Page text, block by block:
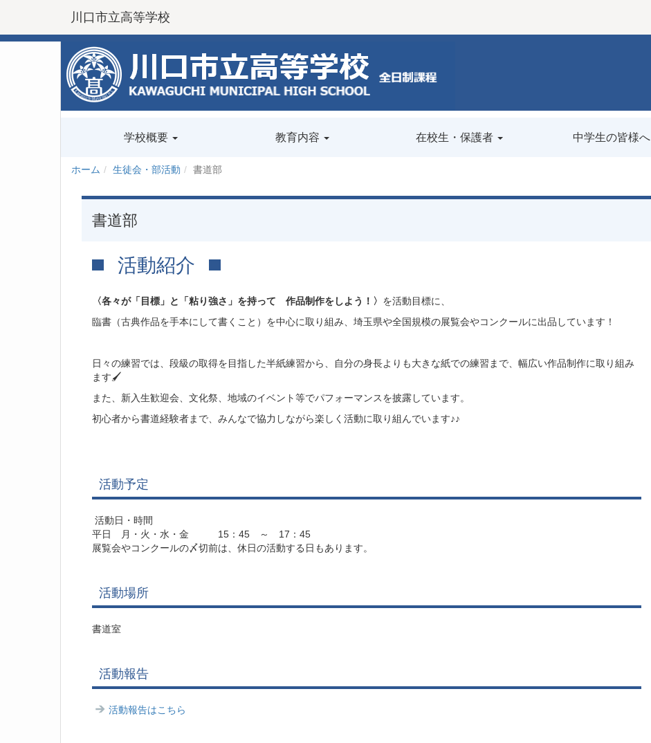
川口市立高等学校
学校概要 教育内容 在校生・保護者 中学生の皆様へ
ホーム 生徒会・部活動 書道部
書道部
活動紹介
〈各々が「目標」と「粘り強さ」を持って 作品制作をしよう！〉 を活動目標に、
臨書（古典作品を手本にして書くこと）を中心に取り組み、埼玉県や全国規模の展覧会やコンクールに出品しています！
日々の練習では、段級の取得を目指した半紙練習から、自分の身長よりも大きな紙での練習まで、幅広い作品制作に取り組み
ます🖌
また、新入生歓迎会、文化祭、地域のイベント等でパフォーマンスを披露しています。
初心者から書道経験者まで、みんなで協力しながら楽しく活動に取り組んでいます♪♪
活動予定
活動日・時間
平日 月・火・水・金 15：45 ～ 17：45
展覧会やコンクールの〆切前は、休日の活動する日もあります。
活動場所
書道室
活動報告
活動報告はこちら